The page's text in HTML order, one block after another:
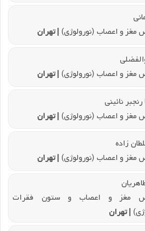
و اعصاب (نورولوژی) | تهران
و اعصاب (نورولوژی) | تهران
نائینی
و اعصاب (نورولوژی) | تهران
زاده
و اعصاب (نورولوژی) | تهران
مغز و اعصاب و ستون فقرات
| تهران